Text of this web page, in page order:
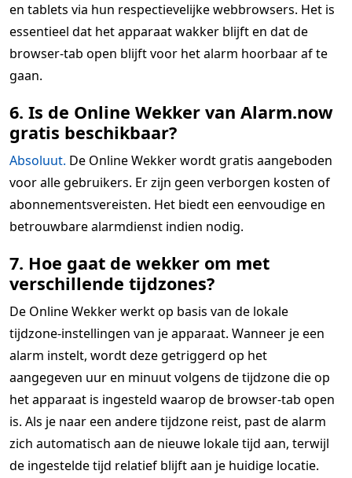
en tablets via hun respectievelijke webbrowsers. Het is
essentieel dat het apparaat wakker blijft en dat de
browser-tab open blijft voor het alarm hoorbaar af te
gaan.
6. Is de Online Wekker van Alarm.now
gratis beschikbaar?
Absoluut. De Online Wekker wordt gratis aangeboden
voor alle gebruikers. Er zijn geen verborgen kosten of
abonnementsvereisten. Het biedt een eenvoudige en
betrouwbare alarmdienst indien nodig.
7. Hoe gaat de wekker om met
verschillende tijdzones?
De Online Wekker werkt op basis van de lokale
tijdzone-instellingen van je apparaat. Wanneer je een
alarm instelt, wordt deze getriggerd op het
aangegeven uur en minuut volgens de tijdzone die op
het apparaat is ingesteld waarop de browser-tab open
is. Als je naar een andere tijdzone reist, past de alarm
zich automatisch aan de nieuwe lokale tijd aan, terwijl
de ingestelde tijd relatief blijft aan je huidige locatie.